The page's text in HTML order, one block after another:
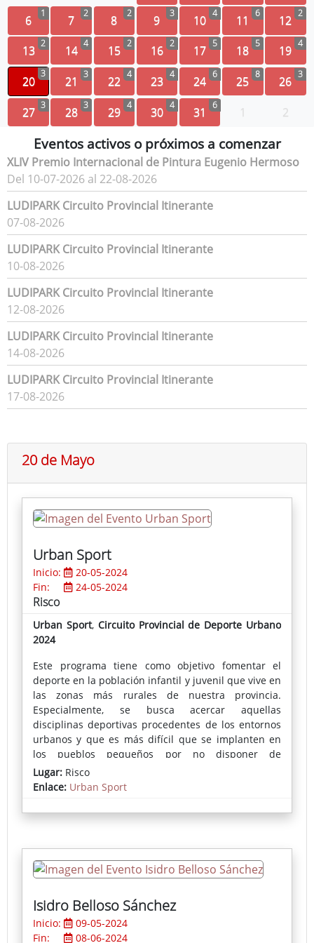
6 1 7 2 8 2 9 3 10 4 11 6 12 2
13 2 14 4 15 2 16 2 17 5 18 5 19 4
20
3
21 3 22 4 23 4 24 6 25 8 26 3
27 3 28 3 29 4 30 4 31 6 1 2
Eventos activos o próximos a comenzar
XLIV Premio Internacional de Pintura Eugenio Hermoso
Del 10-07-2026 al 22-08-2026
LUDIPARK Circuito Provincial Itinerante
07-08-2026
LUDIPARK Circuito Provincial Itinerante
10-08-2026
LUDIPARK Circuito Provincial Itinerante
12-08-2026
LUDIPARK Circuito Provincial Itinerante
14-08-2026
LUDIPARK Circuito Provincial Itinerante
17-08-2026
20 de Mayo
Urban Sport
Inicio:
20-05-2024
Fin:
24-05-2024
Risco
Urban Sport, Circuito Provincial de Deporte Urbano
2024
Este programa tiene como objetivo fomentar el
deporte en la población infantil y juvenil que vive en
las zonas más rurales de nuestra provincia.
Especialmente, se busca acercar aquellas
disciplinas deportivas procedentes de los entornos
urbanos y que es más difícil que se implanten en
los pueblos pequeños por no disponer de
equipamientos, espacios donde practicarlos o
monitores que les enseñen su correcta práctica.
En cada localidad se instala una pista deportiva
Lugar: Risco
Enlace: Urban Sport
Isidro Belloso Sánchez
Inicio:
09-05-2024
Fin:
08-06-2024